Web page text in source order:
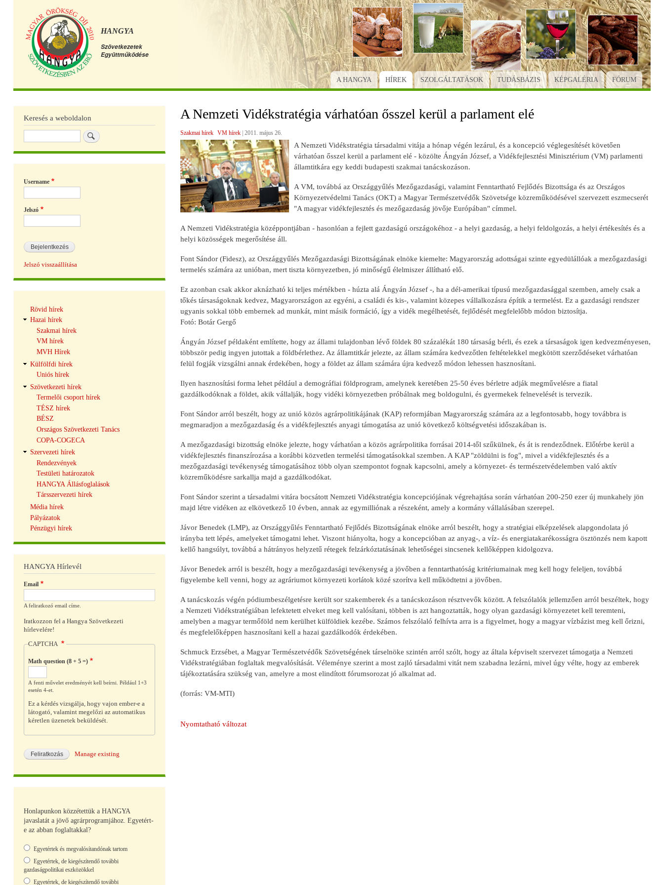
Ugrás
a
tartalomra
HANGYA
Szövetkezetek
Együttműködése
Főmenü
A HANGYA HÍREK SZOLGÁLTATÁSOK TUDÁSBÁZIS KÉPGALÉRIA FÓRUM
A Nemzeti Vidékstratégia várhatóan ősszel kerül a parlament elé
Szakmai hírek VM hírek 2011. május 26.
A Nemzeti Vidékstratégia társadalmi vitája a hónap végén lezárul, és a koncepció véglegesítését követően
várhatóan ősszel kerül a parlament elé - közölte Ángyán József, a Vidékfejlesztési Minisztérium (VM) parlamenti
államtitkára egy keddi budapesti szakmai tanácskozáson.
A VM, továbbá az Országgyűlés Mezőgazdasági, valamint Fenntartható Fejlődés Bizottsága és az Országos
Környezetvédelmi Tanács (OKT) a Magyar Természetvédők Szövetsége közreműködésével szervezett eszmecserét
"A magyar vidékfejlesztés és mezőgazdaság jövője Európában" címmel.
A Nemzeti Vidékstratégia középpontjában - hasonlóan a fejlett gazdaságú országokéhoz - a helyi gazdaság, a helyi feldolgozás, a helyi értékesítés és a
helyi közösségek megerősítése áll.
Font Sándor (Fidesz), az Országgyűlés Mezőgazdasági Bizottságának elnöke kiemelte: Magyarország adottságai szinte egyedülállóak a mezőgazdasági
termelés számára az unióban, mert tiszta környezetben, jó minőségű élelmiszer állítható elő.
Ez azonban csak akkor aknázható ki teljes mértékben - húzta alá Ángyán József -, ha a dél-amerikai típusú mezőgazdasággal szemben, amely csak a
tőkés társaságoknak kedvez, Magyarországon az egyéni, a családi és kis-, valamint közepes vállalkozásra építik a termelést. Ez a gazdasági rendszer
ugyanis sokkal több embernek ad munkát, mint másik formáció, így a vidék megélhetését, fejlődését megfelelőbb módon biztosítja.
Fotó: Botár Gergő
Ángyán József példaként említette, hogy az állami tulajdonban lévő földek 80 százalékát 180 társaság bérli, és ezek a társaságok igen kedvezményesen,
többször pedig ingyen jutottak a földbérlethez. Az államtitkár jelezte, az állam számára kedvezőtlen feltételekkel megkötött szerződéseket várhatóan
felül fogják vizsgálni annak érdekében, hogy a földet az állam számára újra kedvező módon lehessen hasznosítani.
Ilyen hasznosítási forma lehet például a demográfiai földprogram, amelynek keretében 25-50 éves bérletre adják megművelésre a fiatal
gazdálkodóknak a földet, akik vállalják, hogy vidéki környezetben próbálnak meg boldogulni, és gyermekek felnevelését is tervezik.
Font Sándor arról beszélt, hogy az unió közös agrárpolitikájának (KAP) reformjában Magyarország számára az a legfontosabb, hogy továbbra is
megmaradjon a mezőgazdaság és a vidékfejlesztés anyagi támogatása az unió következő költségvetési időszakában is.
A mezőgazdasági bizottság elnöke jelezte, hogy várhatóan a közös agrárpolitika forrásai 2014-től szűkülnek, és át is rendeződnek. Előtérbe kerül a
vidékfejlesztés finanszírozása a korábbi közvetlen termelési támogatásokkal szemben. A KAP "zöldülni is fog", mivel a vidékfejlesztés és a
mezőgazdasági tevékenység támogatásához több olyan szempontot fognak kapcsolni, amely a környezet- és természetvédelemben való aktív
közreműködésre sarkallja majd a gazdálkodókat.
Font Sándor szerint a társadalmi vitára bocsátott Nemzeti Vidékstratégia koncepciójának végrehajtása során várhatóan 200-250 ezer új munkahely jön
majd létre vidéken az elkövetkező 10 évben, annak az egymilliónak a részeként, amely a kormány vállalásában szerepel.
Jávor Benedek (LMP), az Országgyűlés Fenntartható Fejlődés Bizottságának elnöke arról beszélt, hogy a stratégiai elképzelések alapgondolata jó
irányba tett lépés, amelyeket támogatni lehet. Viszont hiányolta, hogy a koncepcióban az anyag-, a víz- és energiatakarékosságra ösztönzés nem kapott
kellő hangsúlyt, továbbá a hátrányos helyzetű rétegek felzárkóztatásának lehetőségei sincsenek kellőképpen kidolgozva.
Jávor Benedek arról is beszélt, hogy a mezőgazdasági tevékenység a jövőben a fenntarthatóság kritériumainak meg kell hogy feleljen, továbbá
figyelembe kell venni, hogy az agráriumot környezeti korlátok közé szorítva kell működtetni a jövőben.
A tanácskozás végén pódiumbeszélgetésre került sor szakemberek és a tanácskozáson résztvevők között. A felszólalók jellemzően arról beszéltek, hogy
a Nemzeti Vidékstratégiában lefektetett elveket meg kell valósítani, többen is azt hangoztatták, hogy olyan gazdasági környezetet kell teremteni,
amelyben a magyar termőföld nem kerülhet külföldiek kezébe. Számos felszólaló felhívta arra is a figyelmet, hogy a magyar vízbázist meg kell őrizni,
és megfelelőképpen hasznosítani kell a hazai gazdálkodók érdekében.
Schmuck Erzsébet, a Magyar Természetvédők Szövetségének társelnöke szintén arról szólt, hogy az általa képviselt szervezet támogatja a Nemzeti
Vidékstratégiában foglaltak megvalósítását. Véleménye szerint a most zajló társadalmi vitát nem szabadna lezárni, mivel úgy vélte, hogy az emberek
tájékoztatására szükség van, amelyre a most elindított fórumsorozat jó alkalmat ad.
(forrás: VM-MTI)
Nyomtatható változat
Keresés a weboldalon
Username
Jelszó
Jelszó visszaállítása
navigáció
Rövid hírek
Hazai hírek
Szakmai hírek
VM hírek
MVH Hírek
Külfölfdi hírek
Uniós hírek
Szövetkezeti hírek
Termelői csoport hírek
TÉSZ hírek
BÉSZ
Országos Szövetkezeti Tanács
COPA-COGECA
Szervezeti hírek
Rendezvények
Testületi határozatok
HANGYA Állásfoglalások
Társszervezeti hírek
Média hírek
Pályázatok
Pénzügyi hírek
HANGYA Hírlevél
Email
A feliratkozó email címe.
Iratkozzon fel a Hangya Szövetkezeti
hírlevelére!
CAPTCHA
Math question (8 + 5 =)
A fenti művelet eredményét kell beírni. Például 1+3
esetén 4-et.
Ez a kérdés vizsgálja, hogy vajon ember-e a
látogató, valamint megelőzi az automatikus
kéretlen üzenetek beküldését.
Manage existing
Honlapunkon közzétettük a HANGYA
javaslatát a jövő agrárprogramjához. Egyetért-
e az abban foglaltakkal?
Választások
Egyetértek és megvalósítandónak tartom
Egyetértek, de kiegészítendő további
gazdaságpolitikai eszközökkel
Egyetértek, de kiegészítendő további